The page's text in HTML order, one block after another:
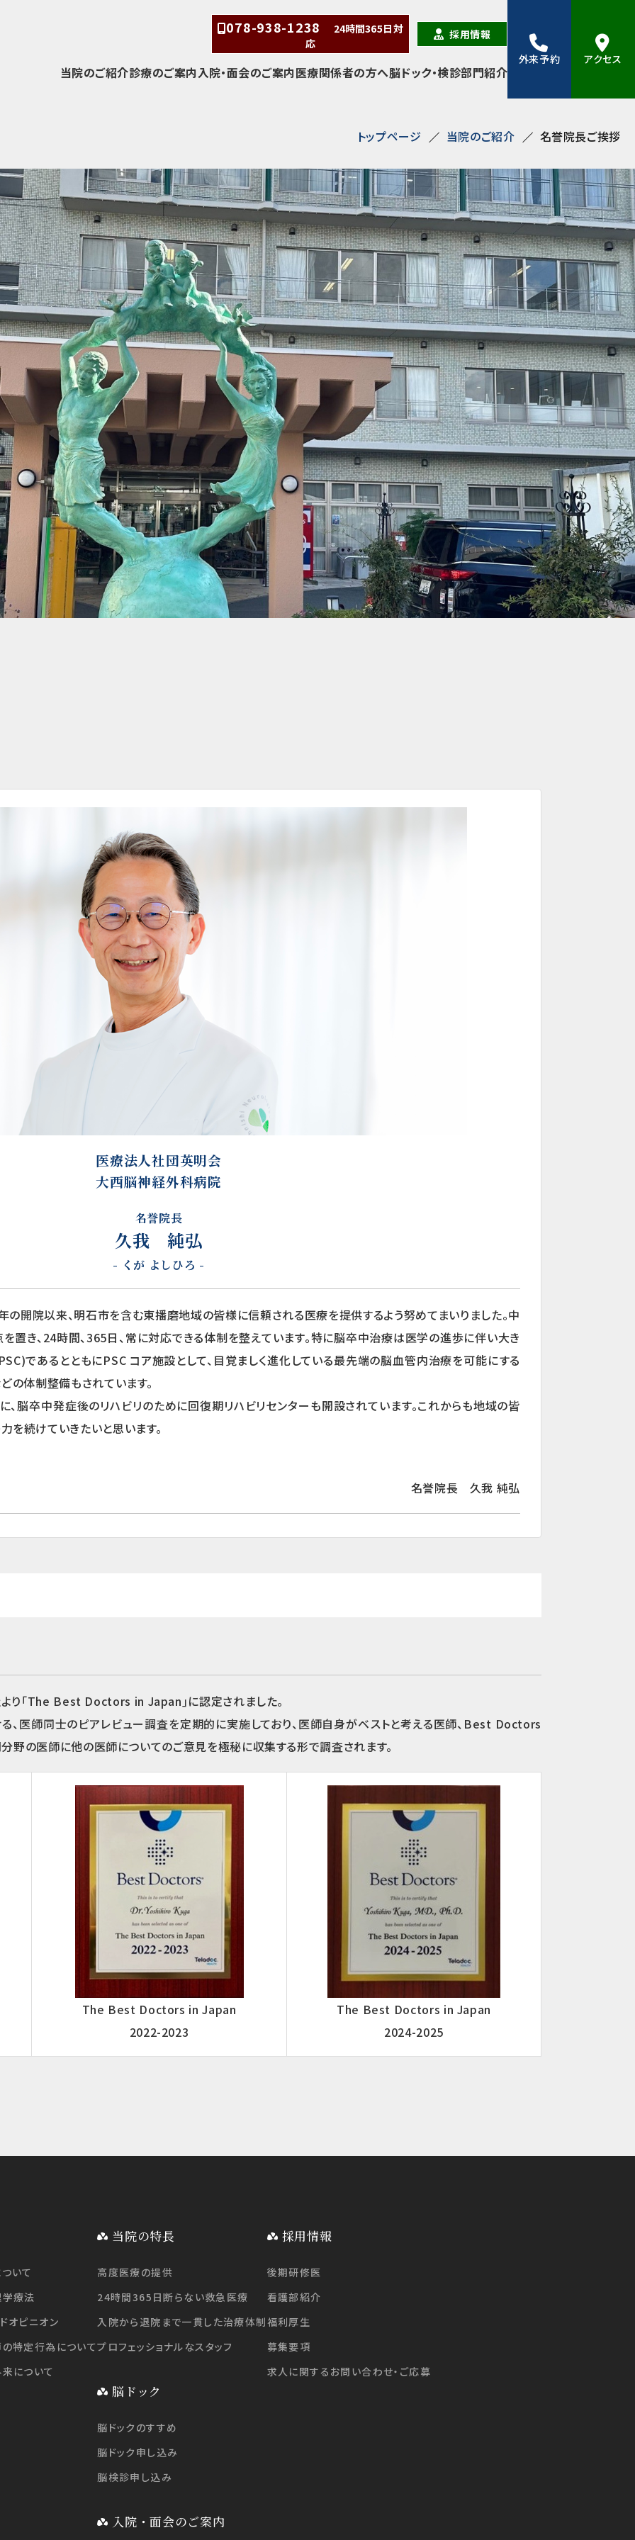
078-938-1238 24時間365日対
応
採用情報
当院のご紹介診療のご案内入院・面会のご案内医療関係者の方へ脳ドック・検診部門紹介
外来予約 アクセス
トップページ 当院のご紹介 名誉院長ご挨拶
医療法人社団英明会
大西脳神経外科病院
名誉院長
久我 純弘
- くが よしひろ -
開院以来、明石市を含む東播磨地域の皆様に信頼される医療を提供するよう努めてまいりました。中
置き、24時間、365日、常に対応できる体制を整えています。特に脳卒中治療は医学の進歩に伴い大き
であるとともにPSC コア施設として、目覚ましく進化している最先端の脳血管内治療を可能にする
の体制整備もされています。
、脳卒中発症後のリハビリのために回復期リハビリセンターも開設されています。これからも地域の皆
続けていきたいと思います。
名誉院長 久我 純弘
り｢The Best Doctors in Japan｣に認定されました。
、医師同士のピアレビュー調査を定期的に実施しており、医師自身がベストと考える医師、Best Doctors
野の医師に他の医師についてのご意見を極秘に収集する形で調査されます。
The Best Doctors in Japan
2022-2023
The Best Doctors in Japan
2024-2025
いて
療法
オピニオン
特定行為について
について
当院の特長
高度医療の提供
24時間365日断らない救急医療
入院から退院まで一貫した治療体制
プロフェッショナルなスタッフ
脳ドック
脳ドックのすすめ
脳ドック申し込み
脳検診申し込み
入院・面会のご案内
採用情報
後期研修医
看護部紹介
福利厚生
募集要項
求人に関するお問い合わせ・ご応募